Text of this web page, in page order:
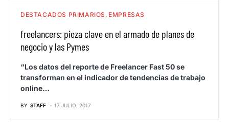
DESTACADOS PRIMARIOS EMPRESAS
freelancers: pieza clave en el armado de planes de
negocio y las Pymes
“Los datos del reporte de Freelancer Fast 50 se
transforman en el indicador de tendencias de trabajo
online…
BY STAFF 17 JULIO, 2017